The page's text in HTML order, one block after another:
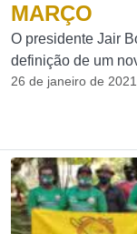
MARÇO
O presidente Jair
definição de um
26 de janeiro de